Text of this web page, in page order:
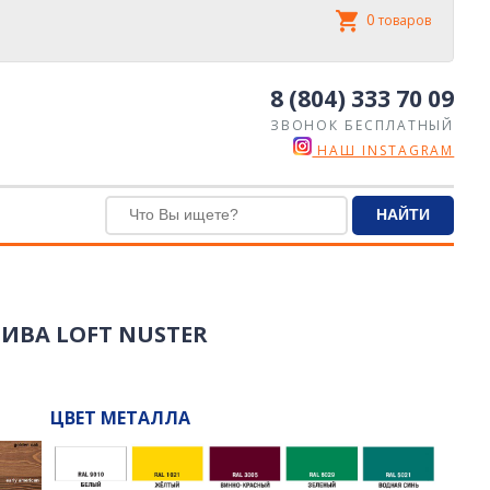
0 товаров
8 (804) 333 70 09
ЗВОНОК БЕСПЛАТНЫЙ
НАШ INSTAGRAM
LOFT NUSTER
ЦВЕТ МЕТАЛЛА